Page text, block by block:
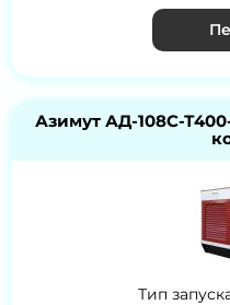
Азимут АД-108С-
Тип